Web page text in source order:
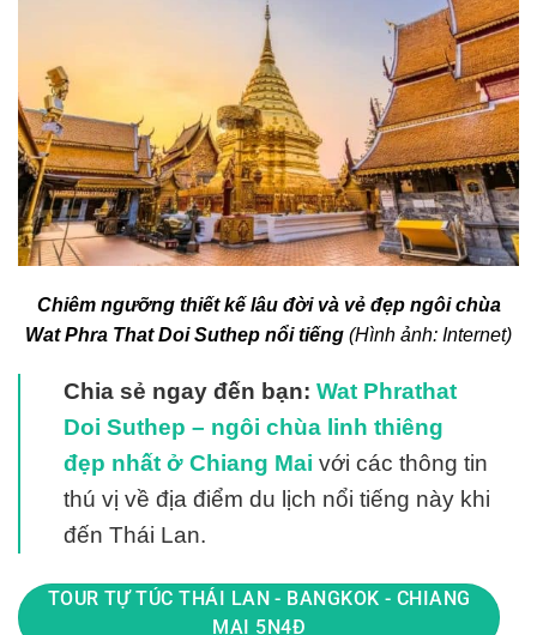
Chiêm ngưỡng thiết kế lâu đời và vẻ đẹp ngôi chùa
Wat Phra That Doi Suthep nổi tiếng (Hình ảnh: Internet)
Chia sẻ ngay đến bạn: Wat Phrathat
Doi Suthep – ngôi chùa linh thiêng
đẹp nhất ở Chiang Mai với các thông tin
thú vị về địa điểm du lịch nổi tiếng này khi
đến Thái Lan.
TOUR TỰ TÚC THÁI LAN - BANGKOK - CHIANG
MAI 5N4Đ